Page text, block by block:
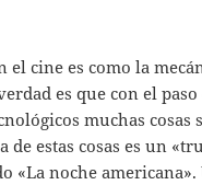
el cine es como la
es que con el
muchas cosas
de estas cosas es un
«La noche